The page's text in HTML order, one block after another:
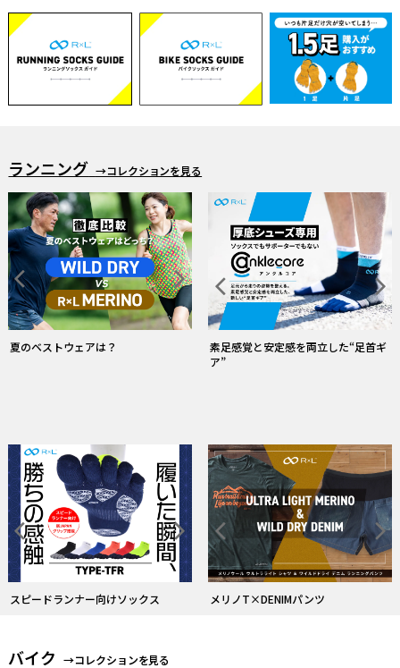
ランニング →コレクションを見る
「RUN✕DINIM」 デニムなのに走れる 雨の日ウェア・ソックス特集
常にドライ！和紙糸ソックス
ストレスフリーな履心地のタイツ
バイク →コレクションを見る
R×L バイクソックスのフラッグシッ
プモデル